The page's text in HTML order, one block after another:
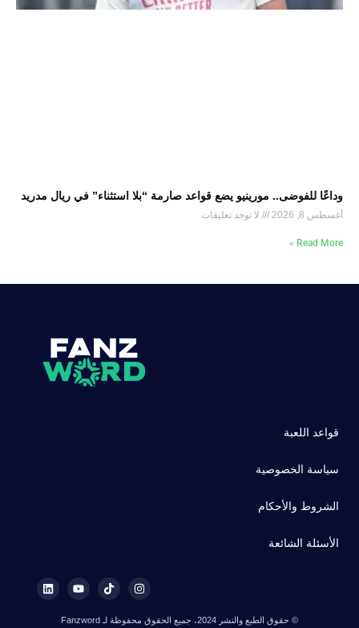
وداعًا للفوضى.. مورينيو يضع قواعد صارمة “بلا استثناء” في ريال مدريد
أغسطس 8, 2026 لا توجد تعليقات
Read More »
قواعد اللعبة
سياسة الخصوصية
الشروط والأحكام
الأسئلة الشائعة
© حقوق الطبع والنشر 2024، جميع الحقوق محفوظة لـ Fanzword